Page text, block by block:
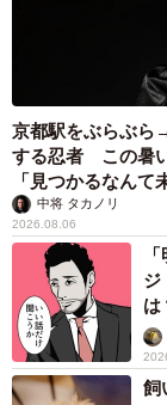
京都駅をぶらぶら
する忍者 この暑
「見つかるなんて
中将 タカノリ
2026.08.06
ジ
は
飼